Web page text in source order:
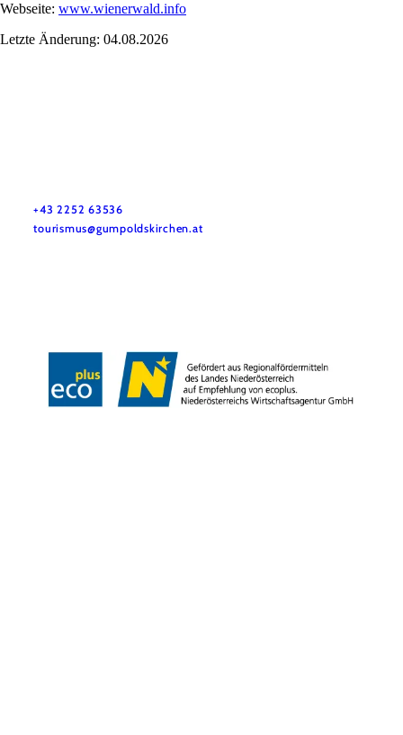
Webseite: www.wienerwald.info
Letzte Änderung: 04.08.2026
+43 2252 63536
tourismus@gumpoldskirchen.at